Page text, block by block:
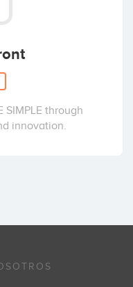
SIMPLE through
innovation.